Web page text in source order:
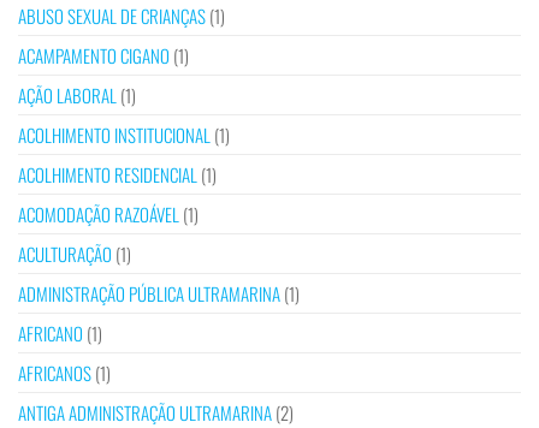
ABUSO SEXUAL DE CRIANÇAS(1)
ACAMPAMENTO CIGANO (1)
AÇÃO LABORAL (1)
ACOLHIMENTO INSTITUCIONAL (1)
ACOLHIMENTO RESIDENCIAL (1)
ACOMODAÇÃO RAZOÁVEL (1)
ACULTURAÇÃO (1)
ADMINISTRAÇÃO PÚBLICA ULTRAMARINA(1)
AFRICANO (1)
AFRICANOS(1)
ANTIGA ADMINISTRAÇÃO ULTRAMARINA(2)